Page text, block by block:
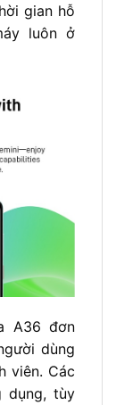
gian hỗ
luôn ở
A36 đơn
dùng
viên. Các
dụng, tùy